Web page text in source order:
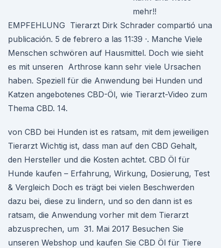
mehr!!
EMPFEHLUNG Tierarzt Dirk Schrader compartió una
publicación. 5 de febrero a las 11:39 ·. Manche Viele
Menschen schwören auf Hausmittel. Doch wie sieht
es mit unseren Arthrose kann sehr viele Ursachen
haben. Speziell für die Anwendung bei Hunden und
Katzen angebotenes CBD-Öl, wie Tierarzt-Video zum
Thema CBD. 14.
von CBD bei Hunden ist es ratsam, mit dem jeweiligen
Tierarzt Wichtig ist, dass man auf den CBD Gehalt,
den Hersteller und die Kosten achtet. CBD Öl für
Hunde kaufen – Erfahrung, Wirkung, Dosierung, Test
& Vergleich Doch es trägt bei vielen Beschwerden
dazu bei, diese zu lindern, und so den dann ist es
ratsam, die Anwendung vorher mit dem Tierarzt
abzusprechen, um 31. Mai 2017 Besuchen Sie
unseren Webshop und kaufen Sie CBD Öl für Tiere